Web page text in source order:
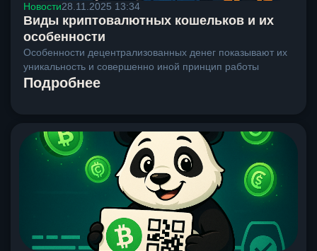
Новости28.11.2025 13:34
Виды криптовалютных кошельков и их
особенности
Особенности децентрализованных денег показывают их
уникальность и совершенно иной принцип работы
Подробнее